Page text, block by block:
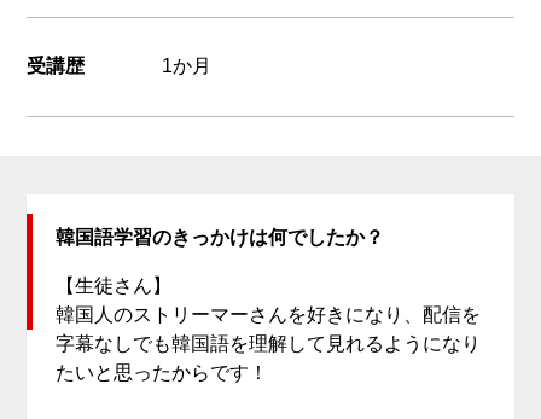
受講歴 1か月
韓国語学習のきっかけは何でしたか？
【生徒さん】
韓国人のストリーマーさんを好きになり、配信を
字幕なしでも韓国語を理解して見れるようになり
たいと思ったからです！